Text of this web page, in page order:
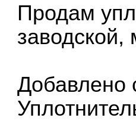
Продам
заводской,
Добавлено